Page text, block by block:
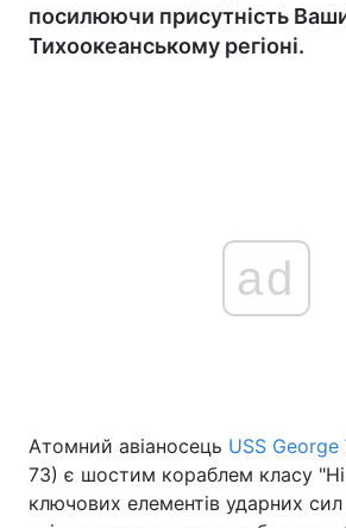
посилюючи присутність
Тихоокеанському регіоні.
ad
Атомний авіаносець USS
73) є шостим кораблем класу
ключових елементів ударних